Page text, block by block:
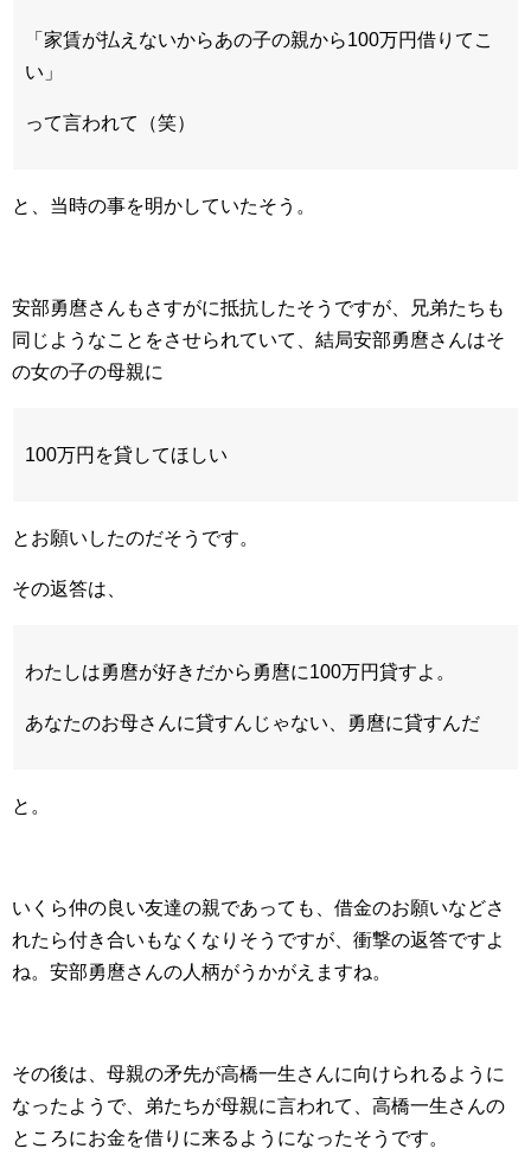
「家賃が払えないからあの子の親から100万円借りてこ
い」
って言われて（笑）
と、当時の事を明かしていたそう。
安部勇麿さんもさすがに抵抗したそうですが、兄弟たちも
同じようなことをさせられていて、結局安部勇麿さんはそ
の女の子の母親に
100万円を貸してほしい
とお願いしたのだそうです。
その返答は、
わたしは勇麿が好きだから勇麿に100万円貸すよ。
あなたのお母さんに貸すんじゃない、勇麿に貸すんだ
と。
いくら仲の良い友達の親であっても、借金のお願いなどさ
れたら付き合いもなくなりそうですが、衝撃の返答ですよ
ね。安部勇麿さんの人柄がうかがえますね。
その後は、母親の矛先が高橋一生さんに向けられるように
なったようで、弟たちが母親に言われて、高橋一生さんの
ところにお金を借りに来るようになったそうです。